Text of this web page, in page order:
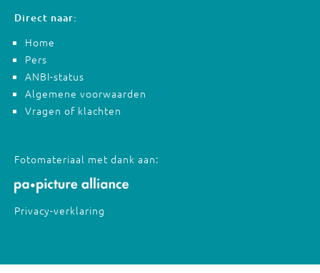
Direct naar:
Home
Pers
ANBI-status
Algemene voorwaarden
Vragen of klachten
Fotomateriaal met dank aan:
Privacy-verklaring